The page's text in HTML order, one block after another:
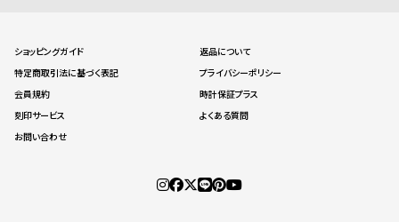
ショッピングガイド
返品について
特定商取引法に基づく表記
プライバシーポリシー
会員規約
時計保証プラス
刻印サービス
よくある質問
お問い合わせ